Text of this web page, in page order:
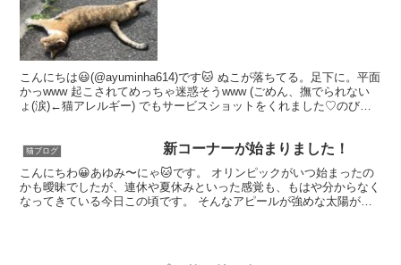
こんにちは😃(@ayuminha614)です🐱 ぬこが落ちてる。足下に。平面
かっwww 起こされてめっちゃ迷惑そうwww (ごめん、撫でられない
ょ(涙)←猫アレルギー) でもサービスショットをくれました♡のび
猫ブログ 新コーナーが始まりました！
こんにちわ😀あゆみ〜にゃ🐱です。 オリンピックがいつ始まったの
かも曖昧でしたが、連休や夏休みといった感覚も、もはや分からなく
なってきている今日この頃です。 そんなアピールが強めな太陽が照